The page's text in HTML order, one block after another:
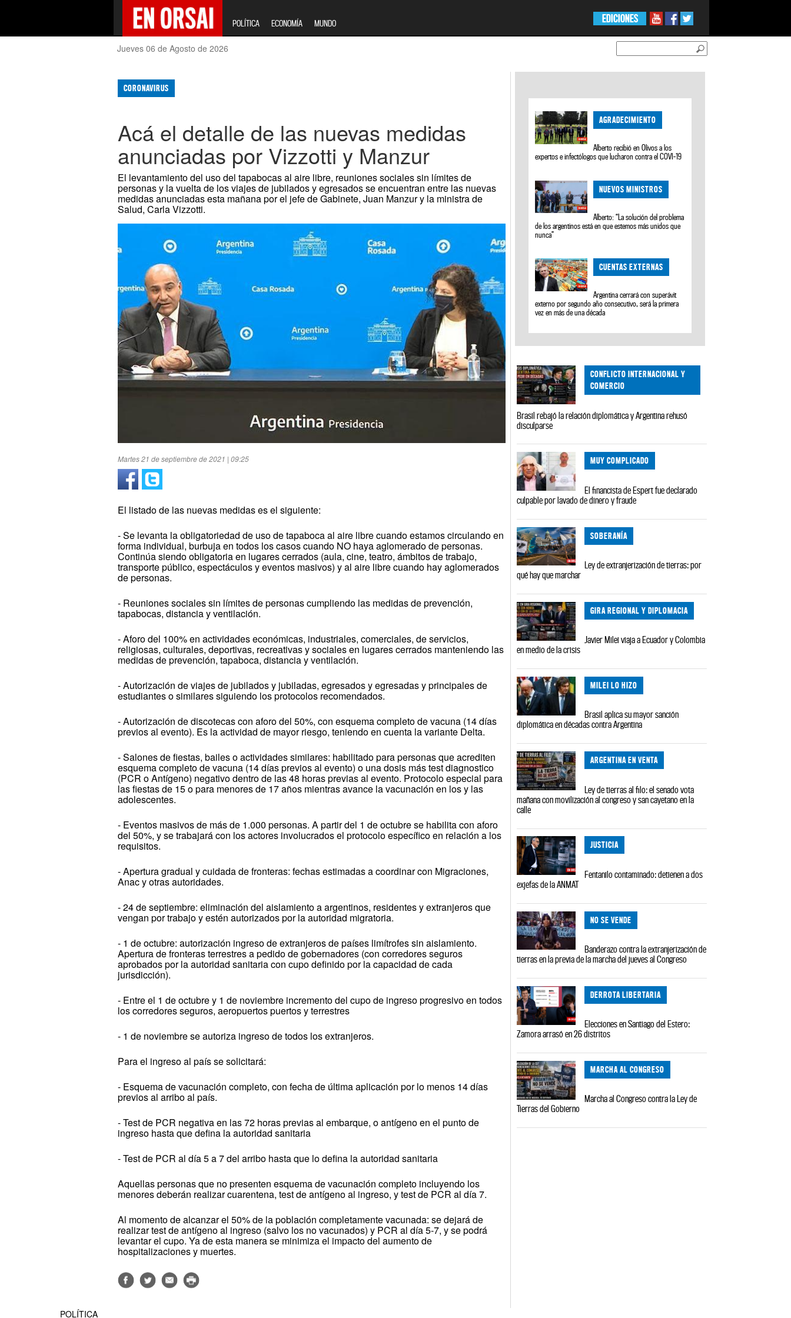
POLÍTICA ECONOMÍA MUNDO EDICIONES
Jueves 06 de Agosto de 2026
CORONAVIRUS
Acá el detalle de las nuevas medidas
anunciadas por Vizzotti y Manzur
El levantamiento del uso del tapabocas al aire libre, reuniones sociales sin límites de
personas y la vuelta de los viajes de jubilados y egresados se encuentran entre las nuevas
medidas anunciadas esta mañana por el jefe de Gabinete, Juan Manzur y la ministra de
Salud, Carla Vizzotti.
Martes 21 de septiembre de 2021 | 09:25
El listado de las nuevas medidas es el siguiente:
- Se levanta la obligatoriedad de uso de tapaboca al aire libre cuando estamos circulando en
forma individual, burbuja en todos los casos cuando NO haya aglomerado de personas.
Continúa siendo obligatoria en lugares cerrados (aula, cine, teatro, ámbitos de trabajo,
transporte público, espectáculos y eventos masivos) y al aire libre cuando hay aglomerados
de personas.
- Reuniones sociales sin límites de personas cumpliendo las medidas de prevención,
tapabocas, distancia y ventilación.
- Aforo del 100% en actividades económicas, industriales, comerciales, de servicios,
religiosas, culturales, deportivas, recreativas y sociales en lugares cerrados manteniendo las
medidas de prevención, tapaboca, distancia y ventilación.
- Autorización de viajes de jubilados y jubiladas, egresados y egresadas y principales de
estudiantes o similares siguiendo los protocolos recomendados.
- Autorización de discotecas con aforo del 50%, con esquema completo de vacuna (14 días
previos al evento). Es la actividad de mayor riesgo, teniendo en cuenta la variante Delta.
- Salones de fiestas, bailes o actividades similares: habilitado para personas que acrediten
esquema completo de vacuna (14 días previos al evento) o una dosis más test diagnostico
(PCR o Antígeno) negativo dentro de las 48 horas previas al evento. Protocolo especial para
las fiestas de 15 o para menores de 17 años mientras avance la vacunación en los y las
adolescentes.
- Eventos masivos de más de 1.000 personas. A partir del 1 de octubre se habilita con aforo
del 50%, y se trabajará con los actores involucrados el protocolo específico en relación a los
requisitos.
- Apertura gradual y cuidada de fronteras: fechas estimadas a coordinar con Migraciones,
Anac y otras autoridades.
- 24 de septiembre: eliminación del aislamiento a argentinos, residentes y extranjeros que
vengan por trabajo y estén autorizados por la autoridad migratoria.
- 1 de octubre: autorización ingreso de extranjeros de países limítrofes sin aislamiento.
Apertura de fronteras terrestres a pedido de gobernadores (con corredores seguros
aprobados por la autoridad sanitaria con cupo definido por la capacidad de cada
jurisdicción).
- Entre el 1 de octubre y 1 de noviembre incremento del cupo de ingreso progresivo en todos
los corredores seguros, aeropuertos puertos y terrestres
- 1 de noviembre se autoriza ingreso de todos los extranjeros.
Para el ingreso al país se solicitará:
- Esquema de vacunación completo, con fecha de última aplicación por lo menos 14 días
previos al arribo al país.
- Test de PCR negativa en las 72 horas previas al embarque, o antígeno en el punto de
ingreso hasta que defina la autoridad sanitaria
- Test de PCR al día 5 a 7 del arribo hasta que lo defina la autoridad sanitaria
Aquellas personas que no presenten esquema de vacunación completo incluyendo los
menores deberán realizar cuarentena, test de antígeno al ingreso, y test de PCR al día 7.
Al momento de alcanzar el 50% de la población completamente vacunada: se dejará de
realizar test de antígeno al ingreso (salvo los no vacunados) y PCR al día 5-7, y se podrá
levantar el cupo. Ya de esta manera se minimiza el impacto del aumento de
hospitalizaciones y muertes.
AGRADECIMIENTO
Alberto recibió en Olivos a los
expertos e infectólogos que lucharon contra el COVI-19
NUEVOS MINISTROS
Alberto: “La solución del problema
de los argentinos está en que estemos más unidos que
nunca”
CUENTAS EXTERNAS
Argentina cerrará con superávit
externo por segundo año consecutivo, será la primera
vez en más de una década
CONFLICTO INTERNACIONAL Y
COMERCIO
Brasil rebajó la relación diplomática y Argentina rehusó
disculparse
MUY COMPLICADO
El financista de Espert fue declarado
culpable por lavado de dinero y fraude
SOBERANÍA
Ley de extranjerización de tierras: por
qué hay que marchar
GIRA REGIONAL Y DIPLOMACIA
Javier Milei viaja a Ecuador y Colombia
en medio de la crisis
MILEI LO HIZO
Brasil aplica su mayor sanción
diplomática en décadas contra Argentina
ARGENTINA EN VENTA
Ley de tierras al filo: el senado vota
mañana con movilización al congreso y san cayetano en la
calle
JUSTICIA
Fentanilo contaminado: detienen a dos
exjefas de la ANMAT
NO SE VENDE
Banderazo contra la extranjerización de
tierras en la previa de la marcha del jueves al Congreso
DERROTA LIBERTARIA
Elecciones en Santiago del Estero:
Zamora arrasó en 26 distritos
MARCHA AL CONGRESO
Marcha al Congreso contra la Ley de
Tierras del Gobierno
POLÍTICA